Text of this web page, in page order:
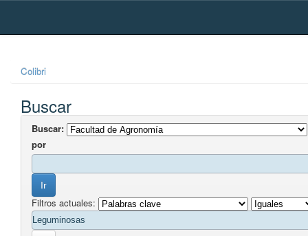
Skip
Colibri
Buscar
Buscar:
por
Filtros actuales: